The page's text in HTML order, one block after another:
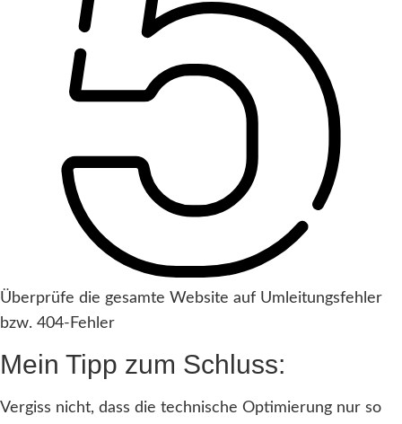
Überprüfe die gesamte Website auf Umleitungsfehler
bzw. 404-Fehler
Mein Tipp zum Schluss:
Vergiss nicht, dass die technische Optimierung nur so